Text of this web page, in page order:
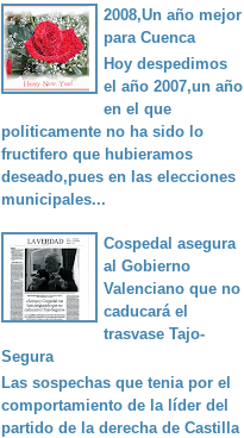
2008,Un año mejor
para Cuenca
Hoy despedimos
el año 2007,un año
en el que
politicamente no ha sido lo
fructifero que hubieramos
deseado,pues en las elecciones
municipales...
Cospedal asegura
al Gobierno
Valenciano que no
caducará el
trasvase Tajo-
Segura
Las sospechas que tenia por el
comportamiento de la líder del
partido de la derecha de Castilla